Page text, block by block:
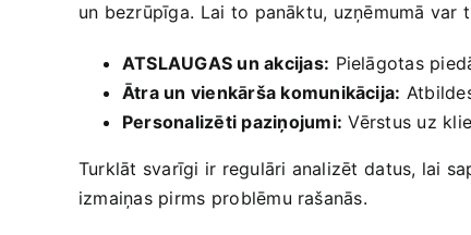
un bezrūpīga. ⁣Lai⁢ to‍ panāktu, uzņēmumā var
ATSLAUGAS un akcijas: ⁤Pielāgotas
Ātra un vienkārša komunikācija:
Personalizēti paziņojumi: ⁢Vērstus uz
Turklāt svarīgi‌ ir​ regulāri analizēt⁢ datus,​ lai
izmaiņas pirms⁢ problēmu rašanās.